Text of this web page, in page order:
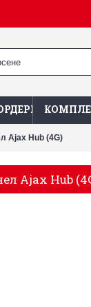
Ajax Hub (4G)
Ajax Hub